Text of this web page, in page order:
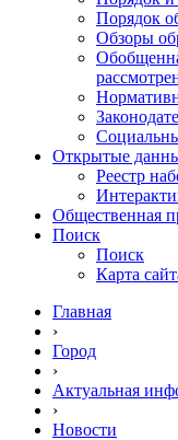
Порядок
Обзоры
Открытые
Реестр
Общественная
Поиск
Поиск
Карта
Главная
›
Город
›
Актуальная
›
Новости